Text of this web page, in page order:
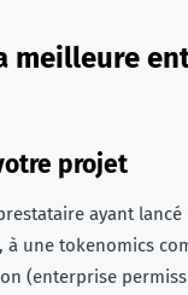
meilleure
projet
ayant
une tokenomics
(enterprise